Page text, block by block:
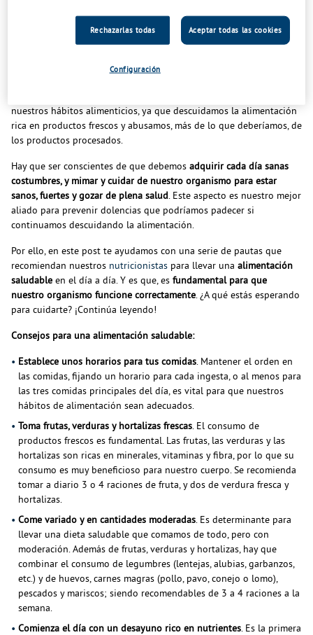
controlar los niveles de colesterol, y mejorar, en
definitiva, nuestra calidad de vida.
a y elestrésasociado a la situación que
nuestros hábitos alimenticios, ya que descuidamos la alimentación
rica en productos frescos y abusamos, más de lo que deberíamos, de
los productos procesados.
Hay que ser conscientes de que debemos adquirir cada día sanas
costumbres, y mimar y cuidar de nuestro organismo para estar
sanos, fuertes y gozar de plena salud. Este aspecto es nuestro mejor
aliado para prevenir dolencias que podríamos padecer si
continuamos descuidando la alimentación.
Por ello, en este post te ayudamos con una serie de pautas que
recomiendan nuestros nutricionistas para llevar una alimentación
saludable en el día a día. Y es que, es fundamental para que
nuestro organismo funcione correctamente. ¿A qué estás esperando
para cuidarte? ¡Continúa leyendo!
Consejos para una alimentación saludable:
Establece unos horarios para tus comidas. Mantener el orden en
las comidas, fijando un horario para cada ingesta, o al menos para
las tres comidas principales del día, es vital para que nuestros
hábitos de alimentación sean adecuados.
Toma frutas, verduras y hortalizas frescas. El consumo de
productos frescos es fundamental. Las frutas, las verduras y las
hortalizas son ricas en minerales, vitaminas y fibra, por lo que su
consumo es muy beneficioso para nuestro cuerpo. Se recomienda
tomar a diario 3 o 4 raciones de fruta, y dos de verdura fresca y
hortalizas.
Come variado y en cantidades moderadas. Es determinante para
llevar una dieta saludable que comamos de todo, pero con
moderación. Además de frutas, verduras y hortalizas, hay que
combinar el consumo de legumbres (lentejas, alubias, garbanzos,
etc.) y de huevos, carnes magras (pollo, pavo, conejo o lomo),
pescados y mariscos; siendo recomendables de 3 a 4 raciones a la
semana.
Comienza el día con un desayuno rico en nutrientes. Es la primera
Rechazarlas todas Aceptar todas las cookies
Configuración